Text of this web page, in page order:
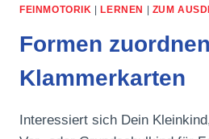
FEINMOTORIK LERNEN ZUM
Formen
Klammerkarten
Interessiert sich Dein